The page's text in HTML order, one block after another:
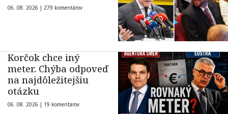
06. 08. 2026 | 279 komentárov
Korčok chce iný
meter. Chýba odpoveď
na najdôležitejšiu
otázku
06. 08. 2026 | 19 komentárov